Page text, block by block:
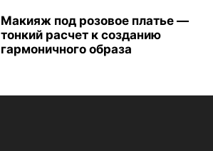
Макияж под розовое платье —
тонкий расчет к созданию
гармоничного образа